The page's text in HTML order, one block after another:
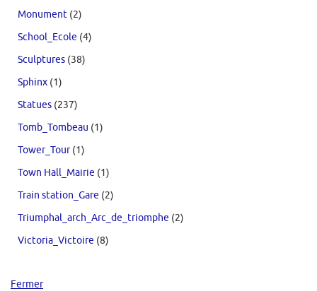
Monument (2)
School_Ecole (4)
Sculptures (38)
Sphinx (1)
Statues (237)
Tomb_Tombeau (1)
Tower_Tour(1)
Town Hall_Mairie (1)
Train station_Gare (2)
Triumphal_arch_Arc_de_triomphe (2)
Victoria_Victoire (8)
Fermer